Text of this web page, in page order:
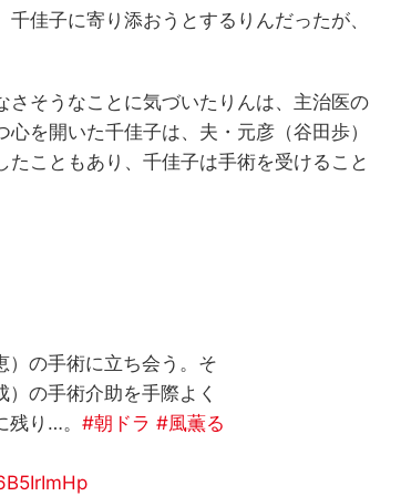
佳子に寄り添おうとするりんだったが、
そうなことに気づいたりんは、主治医の
を開いた千佳子は、夫・元彦（谷田歩）
こともあり、千佳子は手術を受けること
）の手術に立ち会う。そ
の手術介助を手際よく
り…。 #朝ドラ #風薫る